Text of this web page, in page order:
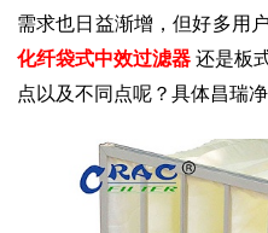
需求也日益渐增，但好多用
化纤袋式中效过滤器 还是板
点以及不同点呢？具体昌瑞